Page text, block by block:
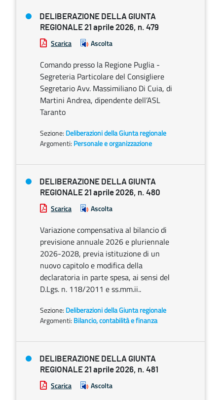
DELIBERAZIONE DELLA GIUNTA
REGIONALE 21 aprile 2026, n. 479
Scarica Ascolta
Comando presso la Regione Puglia -
Segreteria Particolare del Consigliere
Segretario Avv. Massimiliano Di Cuia, di
Martini Andrea, dipendente dell’ASL
Taranto
Sezione: Deliberazioni della Giunta regionale
Argomenti: Personale e organizzazione
DELIBERAZIONE DELLA GIUNTA
REGIONALE 21 aprile 2026, n. 480
Scarica Ascolta
Variazione compensativa al bilancio di
previsione annuale 2026 e pluriennale
2026-2028, previa istituzione di un
nuovo capitolo e modifica della
declaratoria in parte spesa, ai sensi del
D.Lgs. n. 118/2011 e ss.mm.ii..
Sezione: Deliberazioni della Giunta regionale
Argomenti: Bilancio, contabilità e finanza
DELIBERAZIONE DELLA GIUNTA
REGIONALE 21 aprile 2026, n. 481
Scarica Ascolta